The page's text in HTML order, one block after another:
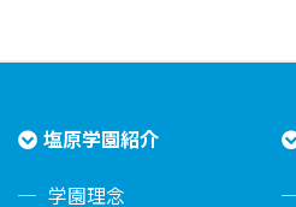
塩原学園紹介
学園理念